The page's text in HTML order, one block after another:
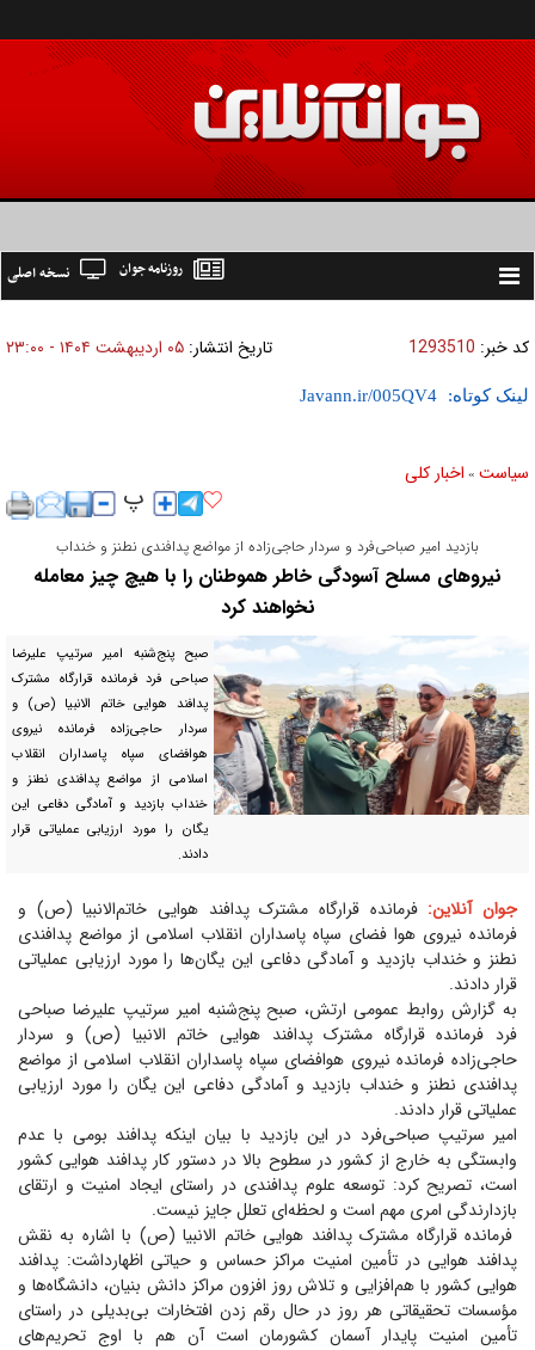
Toggle
نسخه اصلی روزنامه جوان
کد خبر: 1293510 تاریخ انتشار: ۰۵ ارديبهشت ۱۴۰۴ - ۲۳:۰۰
لینک کوتاه:
سیاست » اخبار کلی
بازدید امیر صباحی‌فرد و سردار حاجی‌زاده از مواضع پدافندی نطنز و خنداب
نیرو‌های مسلح آسودگی خاطر هموطنان را با هیچ چیز معامله
نخواهند کرد
صبح پنج‌شنبه امیر سرتیپ علیرضا
صباحی فرد فرمانده قرارگاه مشترک
پدافند هوایی خاتم الانبیا (ص) و
سردار حاجی‌زاده فرمانده نیروی
هوافضای سپاه پاسداران انقلاب
اسلامی از مواضع پدافندی نطنز و
خنداب بازدید و آمادگی دفاعی این
یگان را مورد ارزیابی عملیاتی قرار
دادند.
جوان آنلاین:فرمانده قرارگاه مشترک پدافند هوایی خاتم‌الانبیا (ص) و
فرمانده نیروی هوا فضای سپاه پاسداران انقلاب اسلامی از مواضع پدافندی
نطنز و خنداب بازدید و آمادگی دفاعی این یگان‌ها را مورد ارزیابی عملیاتی
قرار دادند.
به گزارش روابط عمومی ارتش، صبح پنج‌شنبه امیر سرتیپ علیرضا صباحی
فرد فرمانده قرارگاه مشترک پدافند هوایی خاتم الانبیا (ص) و سردار
حاجی‌زاده فرمانده نیروی هوافضای سپاه پاسداران انقلاب اسلامی از مواضع
پدافندی نطنز و خنداب بازدید و آمادگی دفاعی این یگان را مورد ارزیابی
عملیاتی قرار دادند.
امیر سرتیپ صباحی‌فرد در این بازدید با بیان اینکه پدافند بومی با عدم
وابستگی به خارج از کشور در سطوح بالا در دستور کار پدافند هوایی کشور
است، تصریح کرد: توسعه علوم پدافندی در راستای ایجاد امنیت و ارتقای
بازدارندگی امری مهم است و لحظه‌ای تعلل جایز نیست.
فرمانده قرارگاه مشترک پدافند هوایی خاتم الانبیا (ص) با اشاره به نقش
پدافند هوایی در تأمین امنیت مراکز حساس و حیاتی اظهارداشت: پدافند
هوایی کشور با هم‌افزایی و تلاش روز افزون مراکز دانش بنیان، دانشگاه‌ها و
مؤسسات تحقیقاتی هر روز در حال رقم زدن افتخارات بی‌بدیلی در راستای
تأمین امنیت پایدار آسمان کشورمان است آن هم با اوج تحریم‌های